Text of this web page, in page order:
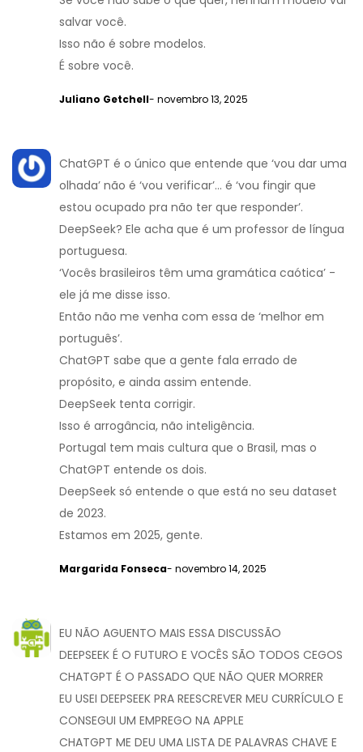
salvar você.
Isso não é sobre modelos.
É sobre você.
Juliano Getchell- novembro 13, 2025
ChatGPT é o único que entende que ‘vou dar uma
olhada’ não é ‘vou verificar’… é ‘vou fingir que
estou ocupado pra não ter que responder’.
DeepSeek? Ele acha que é um professor de língua
portuguesa.
‘Vocês brasileiros têm uma gramática caótica’ -
ele já me disse isso.
Então não me venha com essa de ‘melhor em
português’.
ChatGPT sabe que a gente fala errado de
propósito, e ainda assim entende.
DeepSeek tenta corrigir.
Isso é arrogância, não inteligência.
Portugal tem mais cultura que o Brasil, mas o
ChatGPT entende os dois.
DeepSeek só entende o que está no seu dataset
de 2023.
Estamos em 2025, gente.
Margarida Fonseca- novembro 14, 2025
EU NÃO AGUENTO MAIS ESSA DISCUSSÃO
DEEPSEEK É O FUTURO E VOCÊS SÃO TODOS CEGOS
CHATGPT É O PASSADO QUE NÃO QUER MORRER
EU USEI DEEPSEEK PRA REESCREVER MEU CURRÍCULO E
CONSEGUI UM EMPREGO NA APPLE
CHATGPT ME DEU UMA LISTA DE PALAVRAS CHAVE E